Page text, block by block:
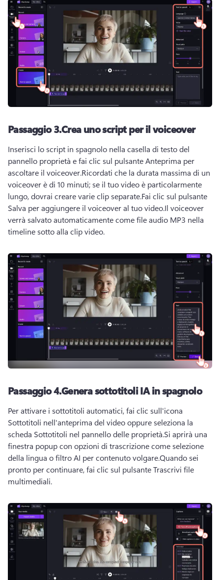
Passaggio 3.Crea uno script per il voiceover
Inserisci lo script in spagnolo nella casella di testo del
pannello proprietà e fai clic sul pulsante Anteprima per
ascoltare il voiceover.Ricordati che la durata massima di un
voiceover è di 10 minuti; se il tuo video è particolarmente
lungo, dovrai creare varie clip separate.Fai clic sul pulsante
Salva per aggiungere il voiceover al tuo video.Il voiceover
verrà salvato automaticamente come file audio MP3 nella
timeline sotto alla clip video.
Passaggio 4.Genera sottotitoli IA in spagnolo
Per attivare i sottotitoli automatici, fai clic sull'icona
Sottotitoli nell'anteprima del video oppure seleziona la
scheda Sottotitoli nel pannello delle proprietà.Si aprirà una
finestra popup con opzioni di trascrizione come selezione
della lingua o filtro AI per contenuto volgare.Quando sei
pronto per continuare, fai clic sul pulsante Trascrivi file
multimediali.